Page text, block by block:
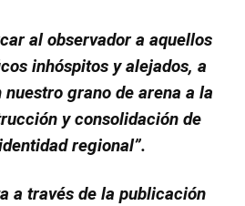
al observador a aquellos
inhóspitos y alejados, a
grano de arena a la
y consolidación de
regional”.
a través de la publicación